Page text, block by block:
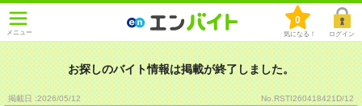
メニュー
0
気になる！ ログイン
お探しのバイト情報は掲載が終了しました。
掲載日 :2026/05/12 No.RSTI260418421D/12